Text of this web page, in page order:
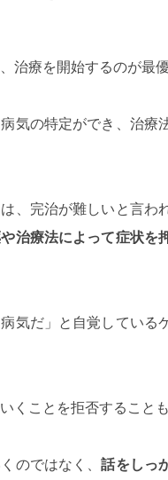
治療を開始するのが最優
気の特定ができ、治療
、完治が難しいと言わ
治療法によって症状を
気だ」と自覚している
くことを拒否すること
のではなく、話をしっ